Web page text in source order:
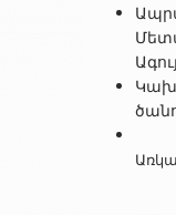
Առկա